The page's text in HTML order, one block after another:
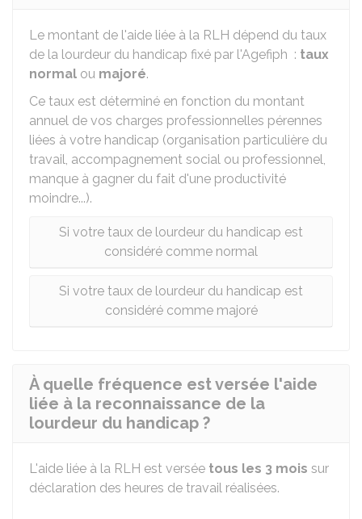
Le montant de l'aide liée à la RLH dépend du taux
de la lourdeur du handicap fixé par l'Agefiph : taux
normal ou majoré.
Ce taux est déterminé en fonction du montant
annuel de vos charges professionnelles pérennes
liées à votre handicap (organisation particulière du
travail, accompagnement social ou professionnel,
manque à gagner du fait d'une productivité
moindre...).
Si votre taux de lourdeur du handicap est
considéré comme normal
Si votre taux de lourdeur du handicap est
considéré comme majoré
À quelle fréquence est versée l'aide
liée à la reconnaissance de la
lourdeur du handicap ?
L'aide liée à la RLH est versée tous les 3 mois sur
déclaration des heures de travail réalisées.